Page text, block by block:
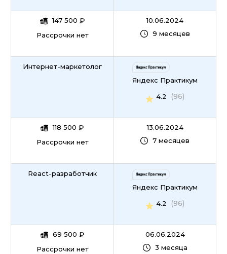
147 500 ₽
Рассрочки нет
10.06.2024
9 месяцев
Интернет-маркетолог
118 500 ₽
Рассрочки нет
Яндекс Практикум
4.2
(96)
13.06.2024
7 месяцев
React-разработчик
69 500 ₽
Рассрочки нет
Яндекс Практикум
4.2
(96)
06.06.2024
3 месяца